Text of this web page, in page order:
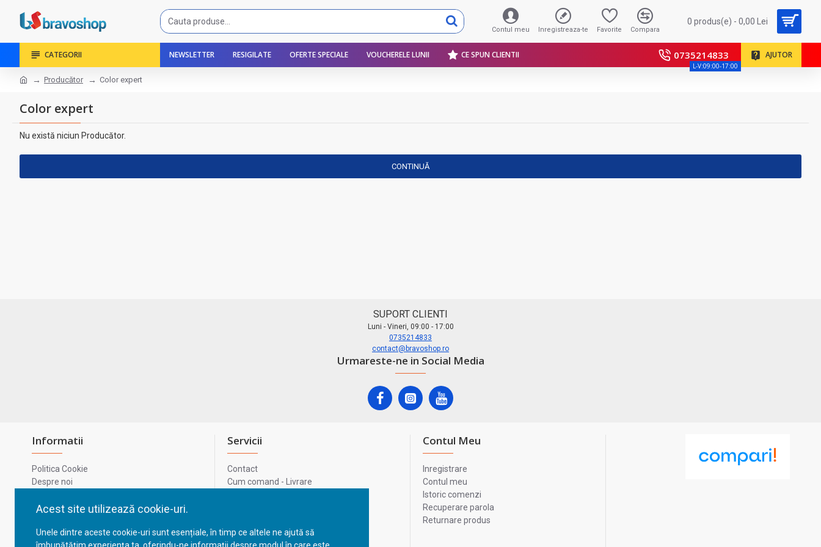
Acest site utilizează cookie-uri.
Unele dintre aceste cookie-uri sunt esențiale, în timp ce altele ne ajută să
Contul meu Inregistreaza-te Favorite Compara
0 produs(e) - 0,00 Lei
CATEGORII NEWSLETTER RESIGILATE OFERTE SPECIALE VOUCHERELE LUNII CE SPUN CLIENTII 0735214833
L-V:09:00-17:00
AJUTOR
Producător Color expert
Color expert
Nu există niciun Producător.
CONTINUĂ
SUPORT CLIENTI
Luni - Vineri, 09:00 - 17:00
0735214833
contact@bravoshop.ro
Urmareste-ne in Social Media
Informatii
Politica Cookie
Despre noi
Confidentialitate
GDPR - Datele tale
Servicii
Contact
Cum comand - Livrare
ANPC
Contul Meu
Inregistrare
Contul meu
Istoric comenzi
Recuperare parola
Returnare produs